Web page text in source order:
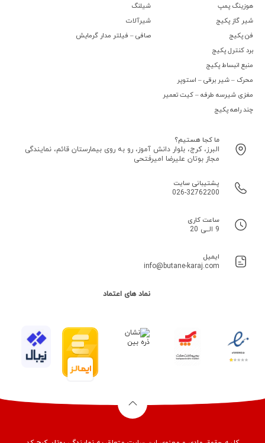
هوزینگ پمپ
شیر گاز پکیج
فن پکیج
برد کنترل پکیج
منبع انبساط پکیج
محرک – شیر برقی – استوپر
مغزی شیرسه طرفه – کیت تعمیر
چند راهه پکیج
شیلنگ
شیرآلات
صافی – فیلتر مدار گرمایش
ما کجا هستیم؟
البرز، کرج، بلوار دانش آموز، رو به روی بیمارستان قائم، نمایندگی
مجاز بوتان علیرضا امیرفتحی
پشتیبانی سایت
026-32762200
ساعت کاری
9 الــی 20
ایمیل
info@butane-karaj.com
نماد های اعتماد